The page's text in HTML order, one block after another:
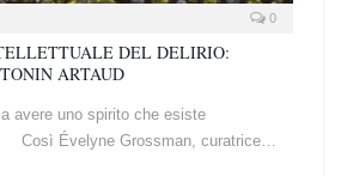
0
DEL DELIRIO:
ARTAUD
avere uno spirito che esiste
Così Évelyne Grossman, curatrice…